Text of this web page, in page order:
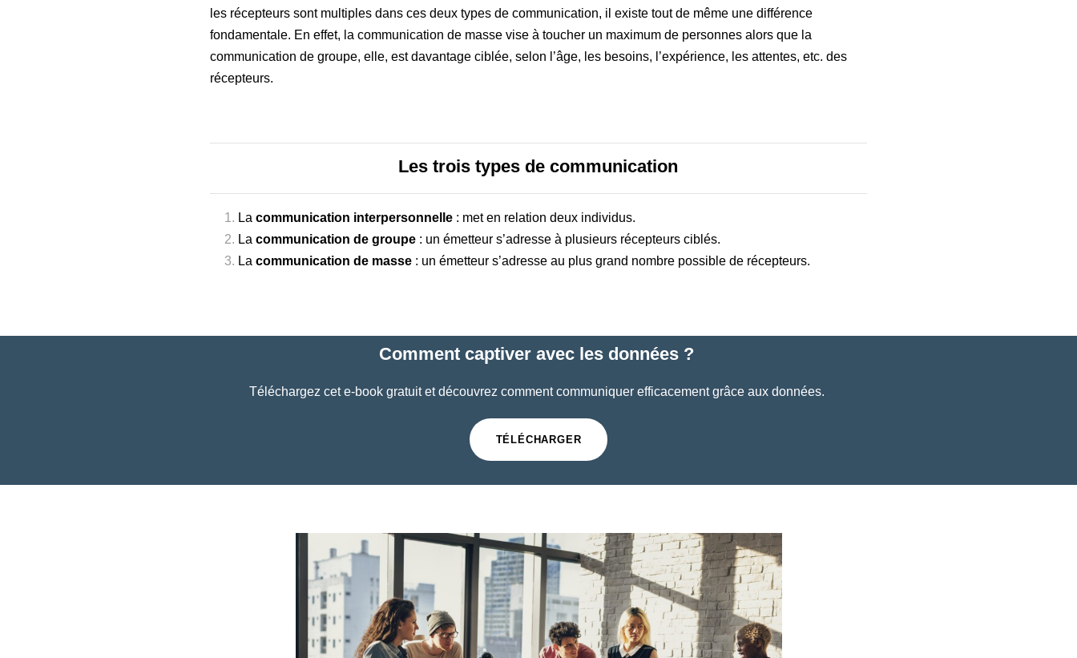
les récepteurs sont multiples dans ces deux types de communication, il existe tout de même une différence
fondamentale. En effet, la communication de masse vise à toucher un maximum de personnes alors que la
communication de groupe, elle, est davantage ciblée, selon l’âge, les besoins, l’expérience, les attentes, etc. des
récepteurs.
Les trois types de communication
Lacommunication interpersonnelle : met en relation deux individus.
Lacommunication de groupe : un émetteur s’adresse à plusieurs récepteurs ciblés.
Lacommunication de masse : un émetteur s’adresse au plus grand nombre possible de récepteurs.
Comment captiver avec les données ?
Téléchargez cet e-book gratuit et découvrez comment communiquer efficacement grâce aux données.
TÉLÉCHARGER